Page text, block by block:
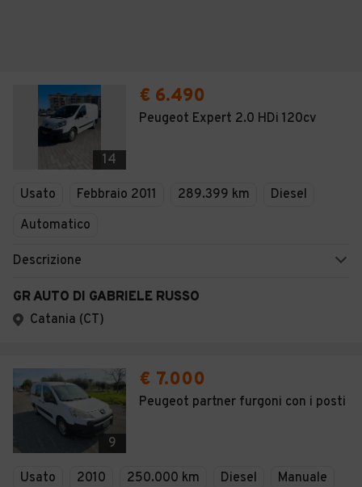
14
€ 6.490
Peugeot Expert 2.0 HDi 120cv
Usato Febbraio 2011 289.399 km
Diesel
Automatico
Descrizione
GR AUTO DI GABRIELE RUSSO
Catania (CT)
9
€ 7.000
Peugeot partner furgoni con i posti
Usato 2010 250.000 km Diesel Manuale